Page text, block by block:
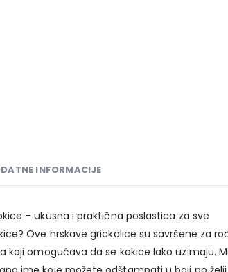
INFORMACIJE
– ukusna i praktična poslastica za sve
Ove hrskave grickalice su savršene za
koji omogućava da se kokice lako uzimaju.